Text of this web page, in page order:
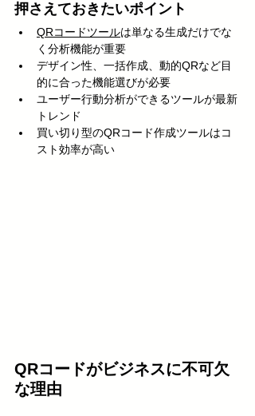
押さえておきたいポイント
QRコードツールは単なる生成だけでな
く分析機能が重要
デザイン性、一括作成、動的QRなど目
的に合った機能選びが必要
ユーザー行動分析ができるツールが最新
トレンド
買い切り型のQRコード作成ツールはコ
スト効率が高い
QRコードがビジネスに不可欠
な理由